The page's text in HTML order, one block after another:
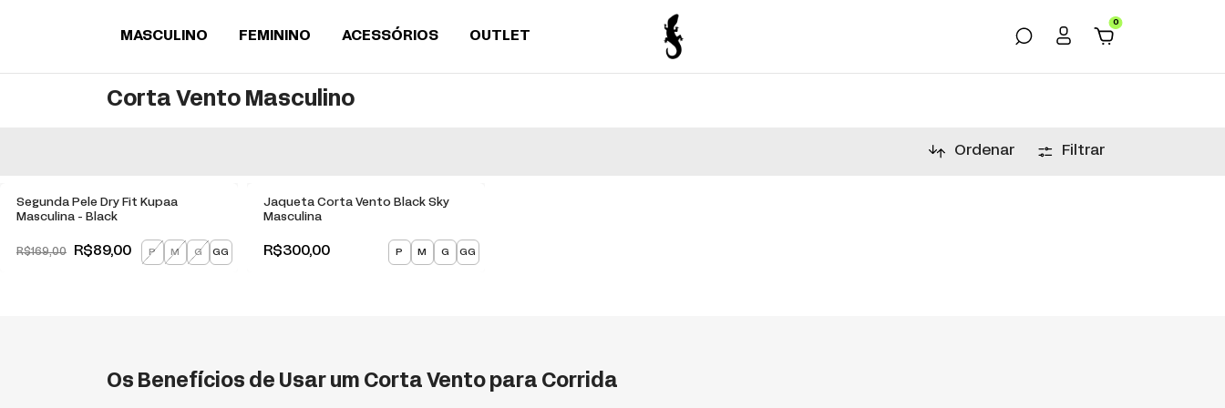
MASCULINO FEMININO ACESSÓRIOS OUTLET
0
Corta Vento Masculino
Ordenar
Filtrar
Segunda Pele Dry Fit Kupaa
Masculina - Black
R$169,00 R$89,00 P M G GG
Jaqueta Corta Vento Black Sky
Masculina
R$300,00 P M G GG
Os Benefícios de Usar um Corta Vento para Corrida